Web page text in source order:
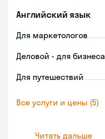
Английский язык
Для маркетологов
Деловой - для бизнеса
Для путешествий
Все услуги и цены (5)
Читать дальше